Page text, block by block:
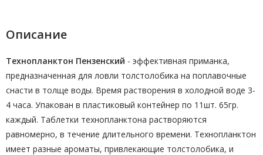
Описание
Технопланктон Пензенский - эффективная приманка,
предназначенная для ловли толстолобика на поплавочные
снасти в толще воды. Время растворения в холодной воде 3-
4 часа. Упакован в пластиковый контейнер по 11шт. 65гр.
каждый. Таблетки технопланктона растворяются
равномерно, в течение длительного времени. Технопланктон
имеет разные ароматы, привлекающие толстолобика, и